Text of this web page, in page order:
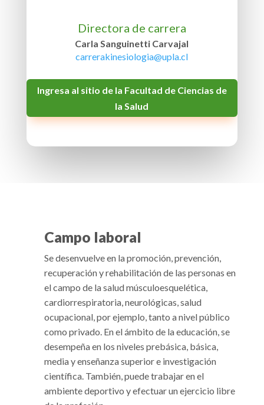
Directora de carrera
Carla Sanguinetti Carvajal
carrerakinesiologia@upla.cl
Ingresa al sitio de la Facultad de Ciencias de
la Salud
Campo laboral
Se desenvuelve en la promoción, prevención,
recuperación y rehabilitación de las personas en
el campo de la salud músculoesquelética,
cardiorrespiratoria, neurológicas, salud
ocupacional, por ejemplo, tanto a nivel público
como privado. En el ámbito de la educación, se
desempeña en los niveles prebásica, básica,
media y enseñanza superior e investigación
científica. También, puede trabajar en el
ambiente deportivo y efectuar un ejercicio libre